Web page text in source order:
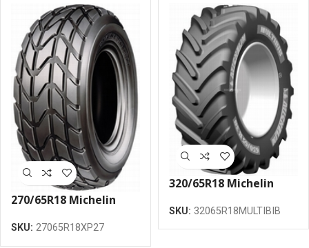
270/65R18 Michelin
riepa
SKU: 27065R18XP27
320/65R18 Michelin
riepa
SKU: 32065R18MULTIBIB